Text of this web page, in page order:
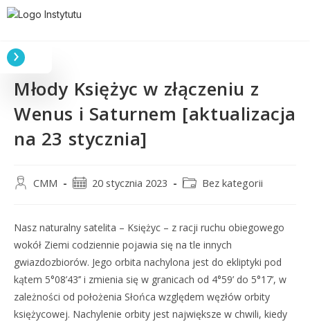
Młody Księżyc w złączeniu z
Wenus i Saturnem [aktualizacja
na 23 stycznia]
CMM 20 stycznia 2023 Bez kategorii
Nasz naturalny satelita – Księżyc – z racji ruchu obiegowego
wokół Ziemi codziennie pojawia się na tle innych
gwiazdozbiorów. Jego orbita nachylona jest do ekliptyki pod
kątem 5°08’43’’ i zmienia się w granicach od 4°59’ do 5°17’, w
zależności od położenia Słońca względem węzłów orbity
księżycowej. Nachylenie orbity jest największe w chwili, kiedy